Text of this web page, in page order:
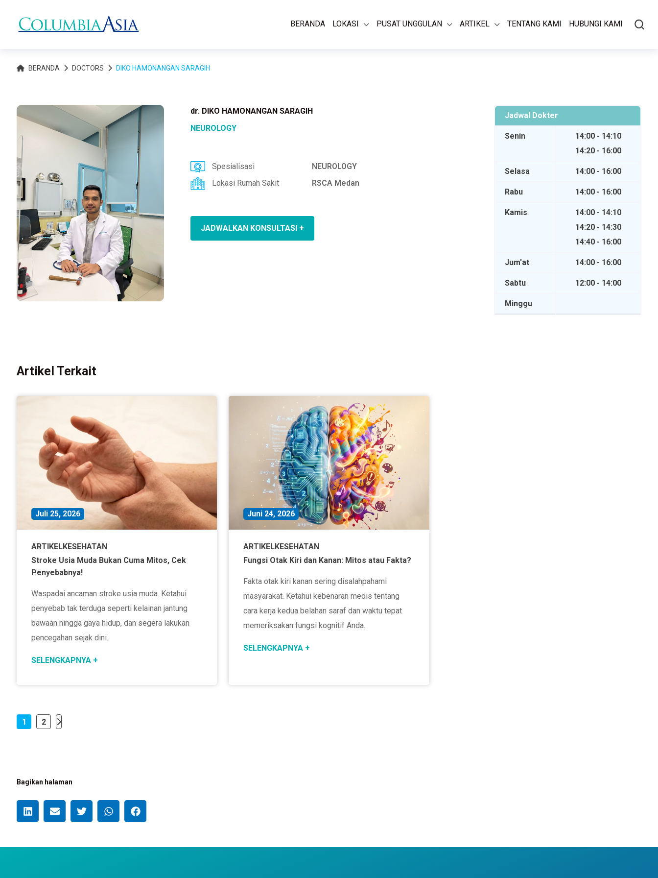
BERANDA LOKASI PUSAT UNGGULAN ARTIKEL TENTANG KAMI HUBUNGI KAMI
BERANDA DOCTORS DIKO HAMONANGAN SARAGIH
dr. DIKO HAMONANGAN SARAGIH
NEUROLOGY
Spesialisasi
NEUROLOGY
Lokasi Rumah Sakit
RSCA Medan
JADWALKAN KONSULTASI +
Jadwal Dokter
Senin
14:00 - 14:10
14:20 - 16:00
Selasa 14:00 - 16:00
Rabu 14:00 - 16:00
Kamis
14:00 - 14:10
14:20 - 14:30
14:40 - 16:00
Jum'at 14:00 - 16:00
Sabtu 12:00 - 14:00
Minggu
Artikel Terkait
Juli 25, 2026
ARTIKELKESEHATAN
Stroke Usia Muda Bukan Cuma Mitos, Cek
Penyebabnya!
Waspadai ancaman stroke usia muda. Ketahui
penyebab tak terduga seperti kelainan jantung
bawaan hingga gaya hidup, dan segera lakukan
pencegahan sejak dini.
SELENGKAPNYA +
Juni 24, 2026
ARTIKELKESEHATAN
Fungsi Otak Kiri dan Kanan: Mitos atau Fakta?
Fakta otak kiri kanan sering disalahpahami
masyarakat. Ketahui kebenaran medis tentang
cara kerja kedua belahan saraf dan waktu tepat
memeriksakan fungsi kognitif Anda.
SELENGKAPNYA +
1 2
Bagikan halaman